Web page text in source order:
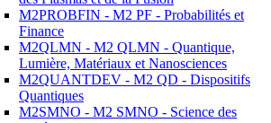
M2PROBFIN - M2 PF - Probabilités et
Finance
M2QLMN - M2 QLMN - Quantique,
Lumière, Matériaux et Nanosciences
M2QUANTDEV - M2 QD - Dispositifs
Quantiques
M2SMNO - M2 SMNO - Science des